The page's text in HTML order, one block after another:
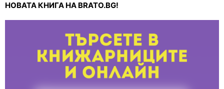
НОВАТА КНИГА НА BRATO.BG!